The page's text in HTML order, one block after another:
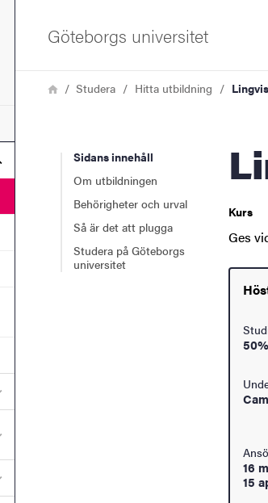
Undermeny för Studera
Undermeny för Ämnesområden
Undermeny för Anmälan, behörighet och
Undermeny för Livet som student
Göteborgs universitet
LänkstigHemStudera Hitta utbildning
Sidans innehåll
Om utbildningen
Behörigheter och urval
Så är det att plugga
Studera på Göteborgs
universitet
Kurs
Ges
50%
16
15